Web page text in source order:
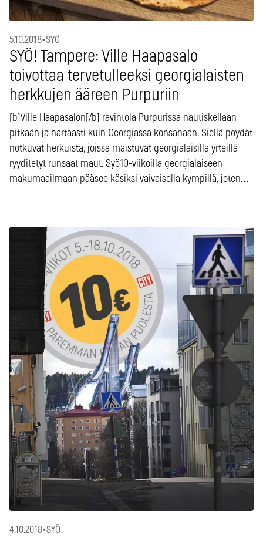
5.10.2018•SYÖ
SYÖ! Tampere: Ville Haapasalo
toivottaa tervetulleeksi georgialaisten
herkkujen ääreen Purpuriin
[b]Ville Haapasalon[/b] ravintola Purpurissa nautiskellaan
pitkään ja hartaasti kuin Georgiassa konsanaan. Siellä pöydät
notkuvat herkuista, joissa maistuvat georgialaisilla yrteillä
ryyditetyt runsaat maut. Syö10-viikoilla georgialaiseen
makumaailmaan pääsee käsiksi vaivaisella kympillä, joten…
4.10.2018•SYÖ